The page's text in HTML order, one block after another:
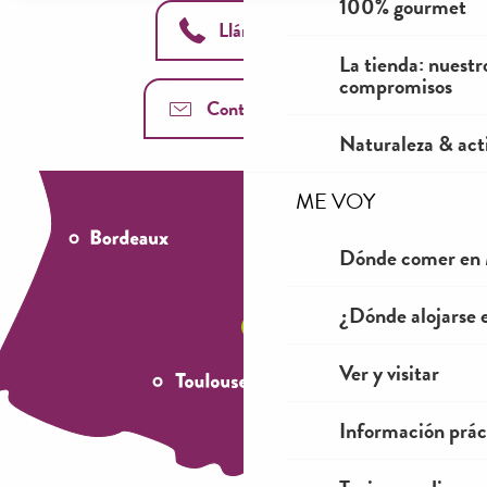
100% gourmet
La tienda:
compromisos
Naturaleza &
ME VOY
Dónde comer
¿Dónde alojarse
Ver y visitar
Información
Llámanos
Contáctenos